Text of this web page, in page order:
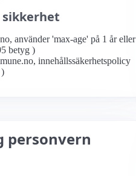
använder 'max-age' på 1 år eller
betyg )
innehållssäkerhetspolicy
personvern